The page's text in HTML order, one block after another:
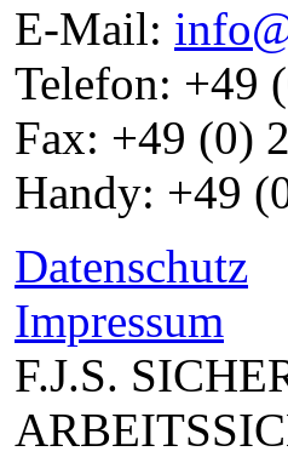
E-Mail:
Telefon: +49
Fax: +49 (0)
Handy: +49
Datenschutz
Impressum
F.J.S.